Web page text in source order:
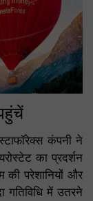
कंपनी ने
का प्रदर्शन
की परेशानियों और
गतिविधि में उतरने